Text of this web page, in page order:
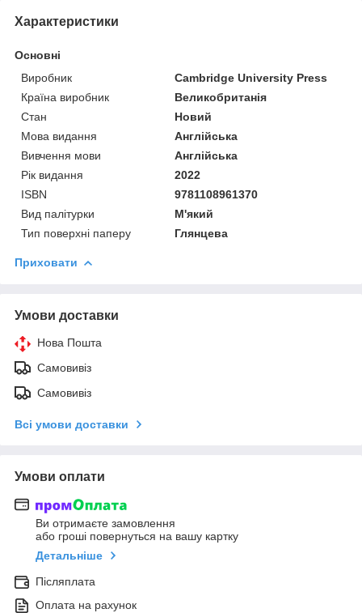
Характеристики
Основні
Виробник
Cambridge University Press
Країна виробник
Великобританія
Стан
Новий
Мова видання
Англійська
Вивчення мови
Англійська
Рік видання
2022
ISBN
9781108961370
Вид палітурки
М'який
Тип поверхні паперу
Глянцева
Приховати
Умови доставки
Нова Пошта
Самовивіз
Самовивіз
Всі умови доставки
Умови оплати
Ви отримаєте замовлення
або гроші повернуться на вашу картку
Детальніше
Післяплата
Оплата на рахунок